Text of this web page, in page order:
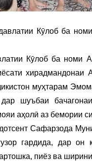
Кӯлоб ба
Кӯлоб ба номи
хирадмандонаи
муҳтарам
шуъбаи
аҳолӣ аз бемории
Сафарзода
гардида, дар
пиёз ва